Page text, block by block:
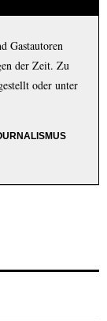
Gastautoren
der Zeit. Zu
oder unter